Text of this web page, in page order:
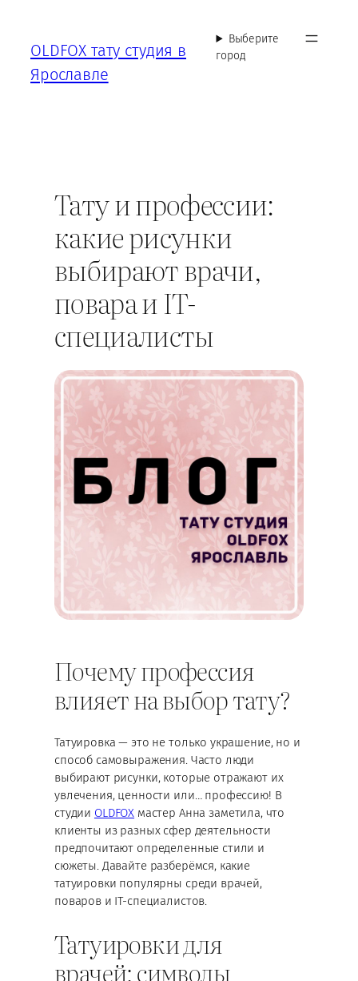
содержимому
OLDFOX тату студия в
Ярославле
Выберите
город
Тату и профессии:
какие рисунки
выбирают врачи,
повара и IT-
специалисты
Почему профессия
влияет на выбор тату?
Татуировка — это не только украшение, но и
способ самовыражения. Часто люди
выбирают рисунки, которые отражают их
увлечения, ценности или… профессию! В
студии OLDFOX мастер Анна заметила, что
клиенты из разных сфер деятельности
предпочитают определенные стили и
сюжеты. Давайте разберёмся, какие
татуировки популярны среди врачей,
поваров и IT-специалистов.
Татуировки для
врачей: символы